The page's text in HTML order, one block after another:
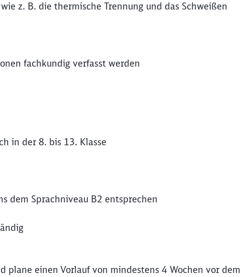
z. B. die thermische Trennung und das Schweißen
fachkundig verfasst werden
in der 8. bis 13. Klasse
dem Sprachniveau B2 entsprechen
einen Vorlauf von mindestens 4 Wochen vor dem